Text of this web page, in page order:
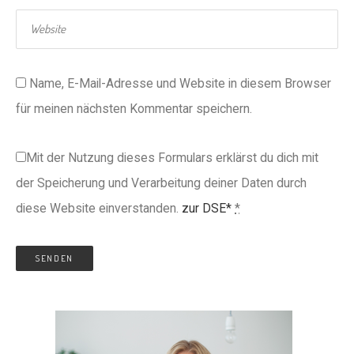
Name, E-Mail-Adresse und Website in diesem Browser
für meinen nächsten Kommentar speichern.
Mit der Nutzung dieses Formulars erklärst du dich mit
der Speicherung und Verarbeitung deiner Daten durch
diese Website einverstanden. zur DSE* *